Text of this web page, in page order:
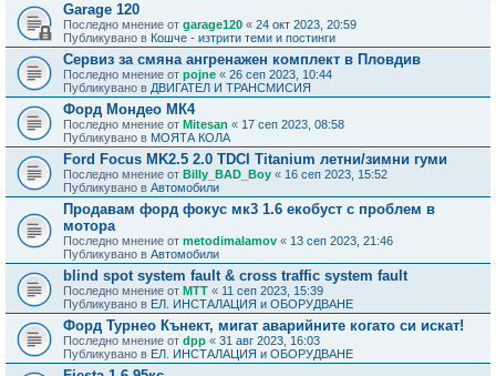
Garage 120
Последно мнение от garage120 « 24 окт 2023, 20:59
Публикувано в Кошче - изтрити теми и постинги
Сервиз за смяна ангренажен комплект в Пловдив
Последно мнение от pojne « 26 сеп 2023, 10:44
Публикувано в ДВИГАТЕЛ И ТРАНСМИСИЯ
Форд Мондео МК4
Последно мнение от Mitesan « 17 сеп 2023, 08:58
Публикувано в МОЯТА КОЛА
Ford Focus MK2.5 2.0 TDCI Titanium летни/зимни гуми
Последно мнение от Billy_BAD_Boy « 16 сеп 2023, 15:52
Публикувано в Автомобили
Продавам форд фокус мк3 1.6 екобуст с проблем в
мотора
Последно мнение от metodimalamov « 13 сеп 2023, 21:46
Публикувано в Автомобили
blind spot system fault & cross traffic system fault
Последно мнение от MTT « 11 сеп 2023, 15:39
Публикувано в ЕЛ. ИНСТАЛАЦИЯ и ОБОРУДВАНЕ
Форд Турнео Кънект, мигат аварийните когато си искат!
Последно мнение от dpp « 31 авг 2023, 16:03
Публикувано в ЕЛ. ИНСТАЛАЦИЯ и ОБОРУДВАНЕ